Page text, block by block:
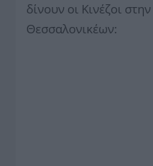
δίνουν οι Κινέζοι
Θεσσαλονικέων: